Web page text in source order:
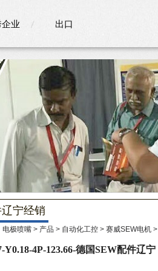
业 出口
宁经销
电极喷嘴 > 产品 > 自动化工控 > 赛威SEW电机 >
4P-123.66-德国SEW配件辽宁